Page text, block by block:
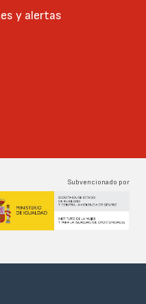
y alertas
Subvencionado por